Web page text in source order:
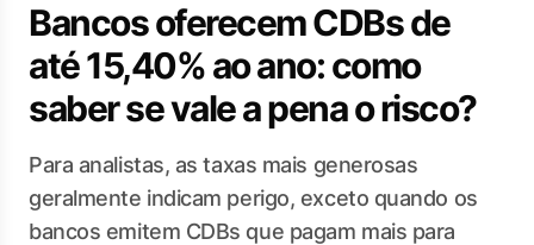
Bancos oferecem CDBs de
até 15,40% ao ano: como
saber se vale a pena o risco?
Para analistas, as taxas mais generosas
geralmente indicam perigo, exceto quando os
bancos emitem CDBs que pagam mais para